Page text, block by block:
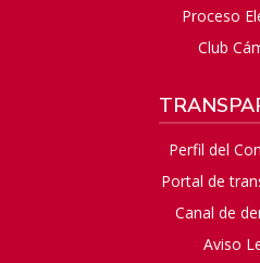
Proceso
Club
Perfil del
Portal de
Canal de
Aviso